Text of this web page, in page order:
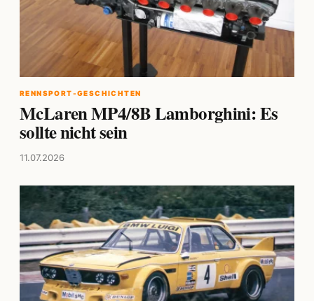
RENNSPORT-GESCHICHTEN
McLaren MP4/8B Lamborghini: Es
sollte nicht sein
11.07.2026